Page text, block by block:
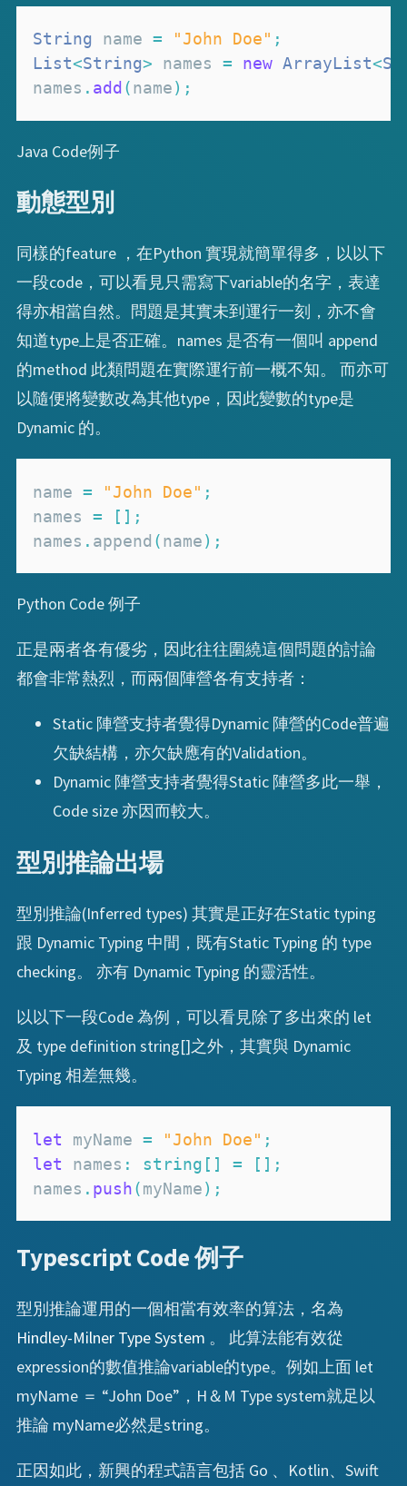
String name = "John Doe" ;
List<String> names = new ArrayList<
names . add (name) ;
Java Code例子
動態型別
同樣的feature ，在Python 實現就簡單得多，以以下
一段code，可以看見只需寫下variable的名字，表達
得亦相當自然。問題是其實未到運行一刻，亦不會
知道type上是否正確。names 是否有一個叫 append
的method 此類問題在實際運行前一概不知。 而亦可
以隨便將變數改為其他type，因此變數的type是
Dynamic 的。
name = "John Doe" ;
names = [ ] ;
names . append (name) ;
Python Code 例子
正是兩者各有優劣，因此往往圍繞這個問題的討論
都會非常熱烈，而兩個陣營各有支持者：
Static 陣營支持者覺得Dynamic 陣營的Code普遍
欠缺結構，亦欠缺應有的Validation。
Dynamic 陣營支持者覺得Static 陣營多此一舉，
Code size 亦因而較大。
型別推論出場
型別推論(Inferred types) 其實是正好在Static typing
跟 Dynamic Typing 中間，既有Static Typing 的 type
checking。 亦有 Dynamic Typing 的靈活性。
以以下一段Code 為例，可以看見除了多出來的 let
及 type definition string[]之外，其實與 Dynamic
Typing 相差無幾。
let myName = "John Doe" ;
let names : string [ ] = [ ] ;
names . push(myName) ;
Typescript Code 例子
型別推論運用的一個相當有效率的算法，名為
Hindley-Milner Type System 。 此算法能有效從
expression的數值推論variable的type。例如上面 let
myName ＝ “John Doe”，H＆M Type system就足以
推論 myName必然是string。
正因如此，新興的程式語言包括 Go 、Kotlin、Swift